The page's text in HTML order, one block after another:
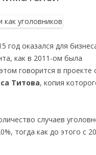
год оказался для
как в 2011-ом была
говорится в проекте
Титова, копия
случаев
тогда как до этого с